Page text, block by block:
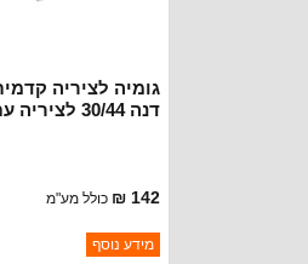
דנה 30/44 לציריה עם פעמון
142 ₪ כולל מע"מ
ברקוד: JLFABTKT
מידע נוסף